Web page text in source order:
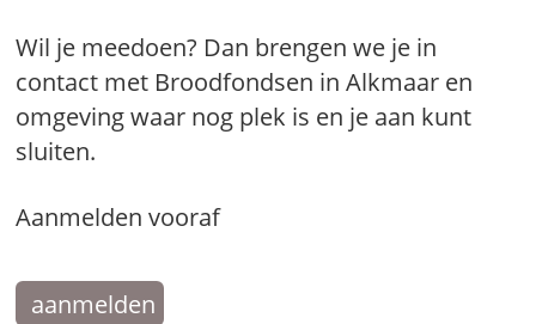
Wil je meedoen? Dan brengen we je in
contact met Broodfondsen in Alkmaar en
omgeving waar nog plek is en je aan kunt
sluiten.
Aanmelden vooraf
aanmelden